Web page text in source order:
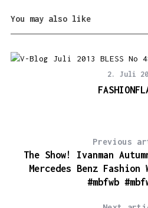
You may also like
2. Juli
Previous
The Show! Ivanman
Mercedes Benz Fashion
#mbfwb